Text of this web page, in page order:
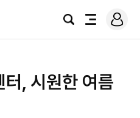
검
전
로
그
, 시원한 여름